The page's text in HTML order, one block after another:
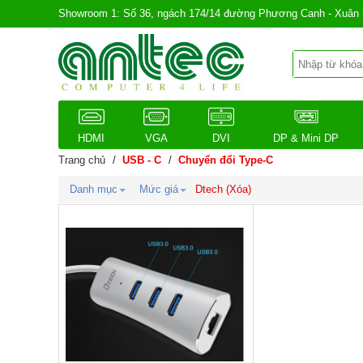
Showroom 1: Số 36, ngách 174/14 đường Phương Canh -
HDMI VGA DVI DP & Mini DP
Trang chủ / USB - C / Chuyển đổi Type-C
Danh mục Mức giá Dtech (Xóa)